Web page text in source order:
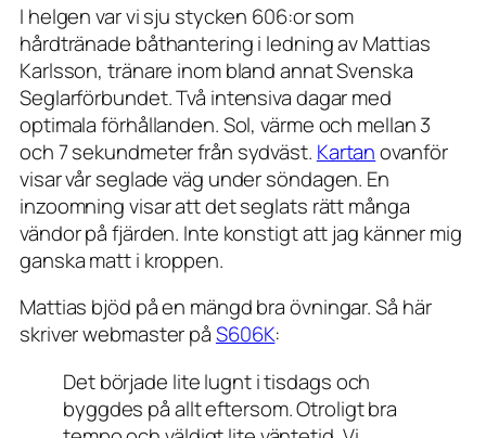
I helgen var vi sju stycken 606:or som
hårdtränade båthantering i ledning av Mattias
Karlsson, tränare inom bland annat Svenska
Seglarförbundet. Två intensiva dagar med
optimala förhållanden. Sol, värme och mellan 3
och 7 sekundmeter från sydväst. Kartanovanför
visar vår seglade väg under söndagen. En
inzoomning visar att det seglats rätt många
vändor på fjärden. Inte konstigt att jag känner mig
ganska matt i kroppen.
Mattias bjöd på en mängd bra övningar. Så här
skriver webmaster påS606K:
Det började lite lugnt i tisdags och
byggdes på allt eftersom. Otroligt bra